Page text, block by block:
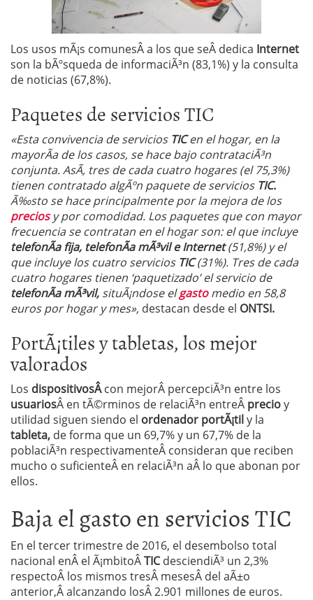
Los usos mÃ¡s comunesÂ a los que seÂ dedica Internet
son la bÃºsqueda de informaciÃ³n (83,1%) y la consulta
de noticias (67,8%).
Paquetes de servicios TIC
«Esta convivencia de servicios TICen el hogar, en la
mayorÃ­a de los casos, se hace bajo contrataciÃ³n
conjunta. AsÃ­, tres de cada cuatro hogares (el 75,3%)
tienen contratado algÃºn paquete de servicios TIC.
Ã‰sto se hace principalmente por la mejora de los
preciosy por comodidad. Los paquetes que con mayor
frecuencia se contratan en el hogar son: el que incluye
telefonÃ­a fija, telefonÃ­a mÃ³vil e Internet(51,8%) y el
que incluye los cuatro servicios TIC(31%). Tres de cada
cuatro hogares tienen ‘paquetizado’ el servicio de
telefonÃ­a mÃ³vil, situÃ¡ndose elgasto medio en 58,8
euros por hogar y mes», destacan desde el ONTSI.
PortÃ¡tiles y tabletas, los mejor
valorados
Los dispositivosÂcon mejorÂ percepciÃ³n entre los
usuariosÂ en tÃ©rminos de relaciÃ³n entreÂ precioy
utilidad siguen siendo el ordenador portÃ¡tily la
tableta, de forma que un 69,7% y un 67,7% de la
poblaciÃ³n respectivamenteÂ consideran que reciben
mucho o suficienteÂ en relaciÃ³n aÂ lo que abonan por
ellos.
Baja el gasto en servicios TIC
En el tercer trimestre de 2016, el desembolso total
nacional enÂ el Ã¡mbitoÂTICdesciendiÃ³ un 2,3%
respectoÂ los mismos tresÂ mesesÂ del aÃ±o
anterior,Â alcanzando losÂ 2.901 millones de euros.